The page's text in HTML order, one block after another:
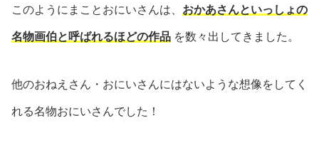
このようにまことおにいさんは、 おかあさんといっしょの
名物画伯と呼ばれるほどの作品 を数々出してきました。
他のおねえさん・おにいさんにはないような想像をしてく
れる名物おにいさんでした！